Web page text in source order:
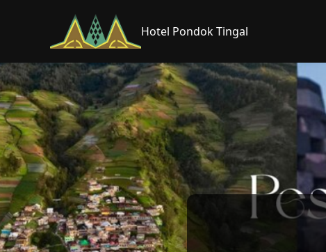
Hotel Pondok Tingal